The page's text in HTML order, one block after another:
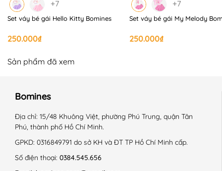
+ Sấy thùng chế độ nhẹ nhàng.
+ Là ở nhiệt độ trung bình 150 độ C.
+ Không là lên chi tiết trang trí.
#Bomines #vaytreem #vaychobegai #vay #begai
#bobegai #phimhoathinh #Babythree #Setchânváy
+7
Set váy bé gái Hello Kitty Bomines
250.000₫
+7
Set váy bé gái My Melody
250.000₫
Sản phẩm đã xem
Bomines
Địa chỉ: 15/48 Khuông Việt, phường Phú Trung, quận Tân
Phú, thành phố Hồ Chí Minh.
GPKD: 0316849791 do sở KH và ĐT TP Hồ Chí Minh cấp.
Số điện thoại: 0384.545.656